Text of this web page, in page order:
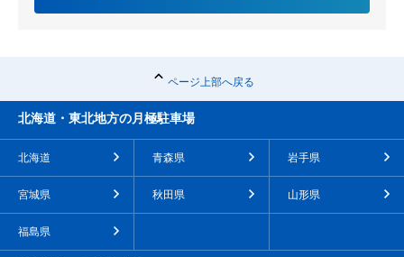
ページ上部へ戻る
北海道・東北地方の月極駐車場
北海道 青森県 岩手県
宮城県 秋田県 山形県
福島県